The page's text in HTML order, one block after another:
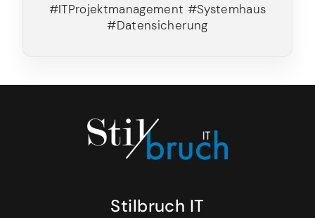
#ITProjektmanagement #Systemhaus
#Datensicherung
Stilbruch IT